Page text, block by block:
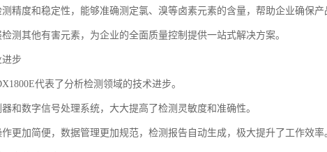
精度和稳定性，能够准确测定氯、溴等卤素元素的含量，帮助企业确保产
测其他有害元素，为企业的全面质量控制提供一站式解决方案。
步
代表了分析检测领域的技术进步。
和数字信号处理系统，大大提高了检测灵敏度和准确性。
更加简便，数据管理更加规范，检测报告自动生成，极大提升了工作效率